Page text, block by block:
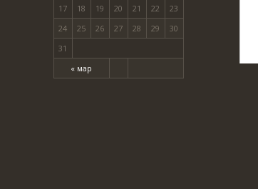
« мар
17
18 19 20 21 22
23
24
25 26 27 28 29
30
31